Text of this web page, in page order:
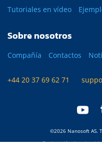
Tutoriales en vídeo
Sobre nosotros
Compañía Contactos
+44 20 37 69 62 71
©2026 Nanosoft AS.
Declaración de